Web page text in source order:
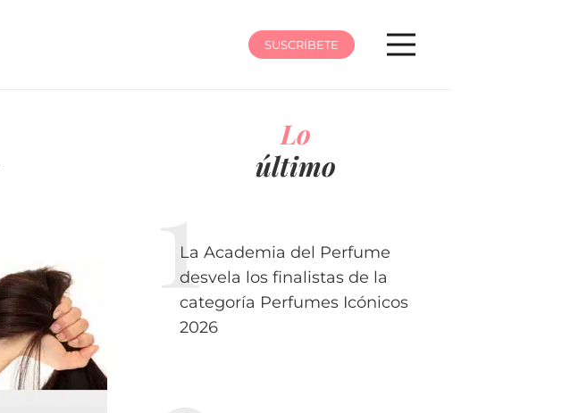
SUSCRÍBETE
Lo
último
La Academia del Perfume
desvela los finalistas de la
categoría Perfumes Icónicos
2026